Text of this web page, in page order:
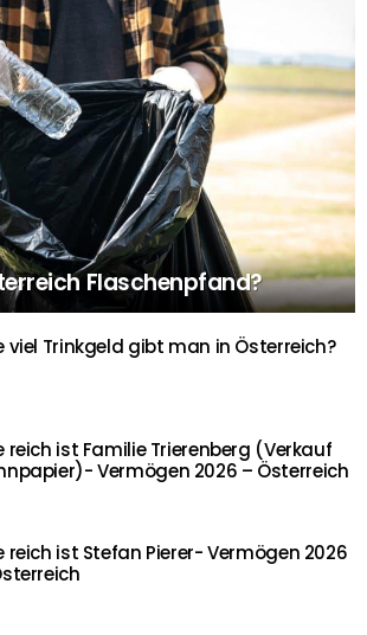
Flaschenpfand?
viel Trinkgeld gibt man in Österreich?
reich ist Familie Trierenberg (Verkauf
Vermögen 2026 – Österreich
reich ist Stefan Pierer- Vermögen 2026